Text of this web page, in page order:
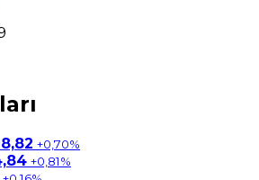
+0,70%
+0,81%